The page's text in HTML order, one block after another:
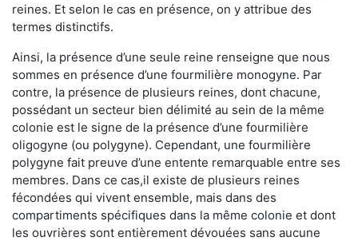
reines. Et selon le cas en présence, on y attribue des
termes distinctifs.
Ainsi, la présence d’une seule reine renseigne que nous
sommes en présence d’une fourmilière monogyne. Par
contre, la présence de plusieurs reines, dont chacune,
possédant un secteur bien délimité au sein de la même
colonie est le signe de la présence d’une fourmilière
oligogyne (ou polygyne). Cependant, une fourmilière
polygyne fait preuve d’une entente remarquable entre ses
membres. Dans ce cas,il existe de plusieurs reines
fécondées qui vivent ensemble, mais dans des
compartiments spécifiques dans la même colonie et dont
les ouvrières sont entièrement dévouées sans aucune